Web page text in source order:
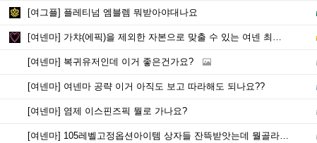
[여그플] 플레티넘 엠블렘 뭐받아야대나요
[여넨마] 가챠(에픽)을 제외한 자본으로 맞출 수 있는 여넨 최종 템트리가 뭘까요?
[여넨마] 복귀유저인데 이거 좋은건가요?
[여넨마] 여넨마 공략 이거 아직도 보고 따라해도 되나요??
[여넨마] 염제 이스핀즈픽 뭘로 가나요?
[여넨마] 105레벨고정옵션아이템 상자들 잔뜩받앗는데 뭘골라야하나요..?